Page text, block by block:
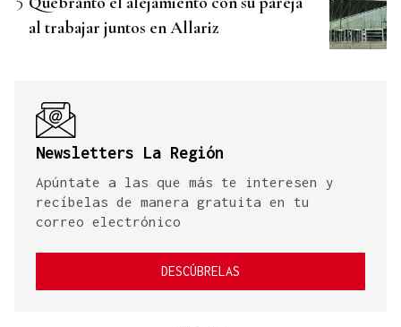
al trabajar juntos en Allariz
Newsletters La Región
Apúntate a las que más te interesen y
recíbelas de manera gratuita en tu
correo electrónico
DESCÚBRELAS